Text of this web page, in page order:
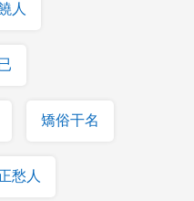
人
矯俗干名
愁人